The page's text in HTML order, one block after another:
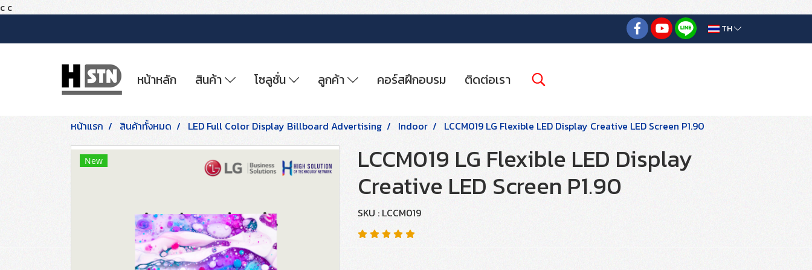
c c
TH
หน้าหลัก สินค้า โซลูชั่น ลูกค้า คอร์สฝึกอบรม ติดต่อเรา
หน้าแรก สินค้าทั้งหมด LED Full Color Display Billboard Advertising Indoor LCCM019 LG Flexible LED Display Creative LED Screen P1.90
New LCCM019 LG Flexible LED Display
Creative LED Screen P1.90
SKU : LCCM019